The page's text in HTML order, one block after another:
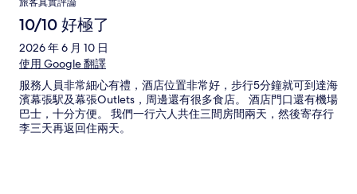
旅客真實評論
10/10 好極了
2026 年 6 月 10 日
使用 Google 翻譯
服務人員非常細心有禮，酒店位置非常好，步行5分鐘就可到達海
濱幕張駅及幕張Outlets，周邊還有很多食店。 酒店門口還有機場
巴士，十分方便。 我們一行六人共住三間房間兩天，然後寄存行
李三天再返回住兩天。